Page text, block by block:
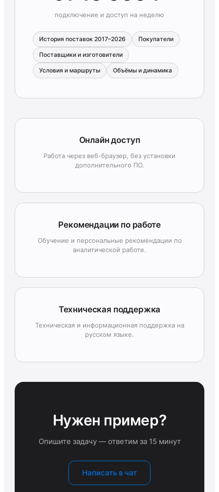
подключение и доступ на неделю
История поставок 2017–2026 Покупатели
Поставщики и изготовители
Условия и маршруты Объёмы и динамика
Онлайн доступ
Работа через веб-браузер, без установки
дополнительного ПО.
Рекомендации по работе
Обучение и персональные рекомендации по
аналитической работе.
Техническая поддержка
Техническая и информационная поддержка на
русском языке.
Нужен пример?
Опишите задачу — ответим за 15 минут
Написать в чат